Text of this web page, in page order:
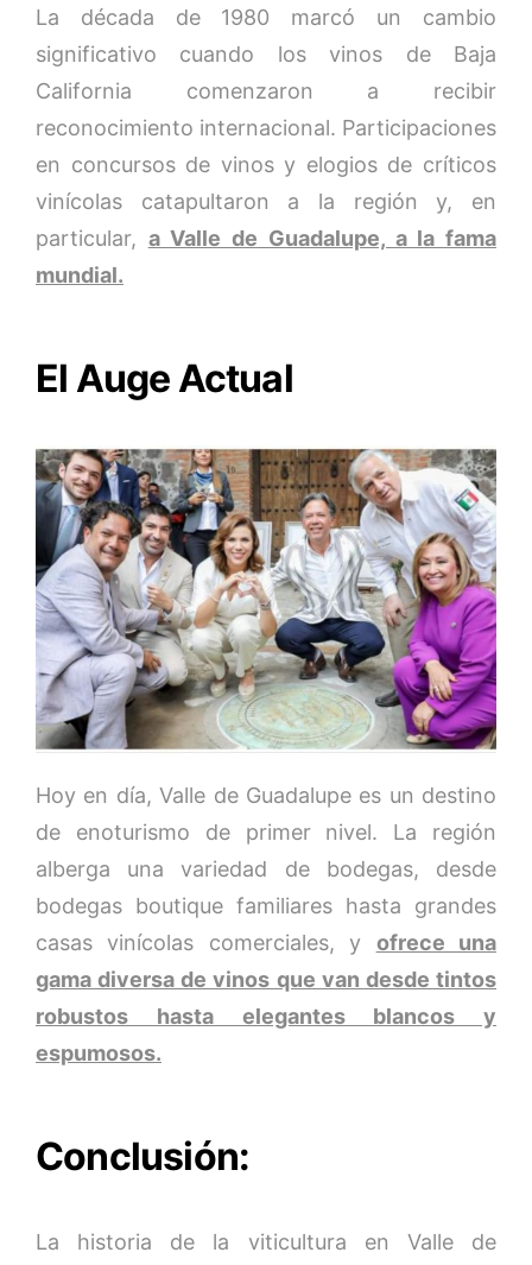
La década de 1980 marcó un cambio
significativo cuando los vinos de Baja
California comenzaron a recibir
reconocimiento internacional. Participaciones
en concursos de vinos y elogios de críticos
vinícolas catapultaron a la región y, en
particular, a Valle de Guadalupe, a la fama
mundial.
El Auge Actual
Hoy en día, Valle de Guadalupe es un destino
de enoturismo de primer nivel. La región
alberga una variedad de bodegas, desde
bodegas boutique familiares hasta grandes
casas vinícolas comerciales, y ofrece una
gama diversa de vinos que van desde tintos
robustos hasta elegantes blancos y
espumosos.
Conclusión:
La historia de la viticultura en Valle de